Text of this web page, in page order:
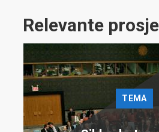
Relevante
TEMA